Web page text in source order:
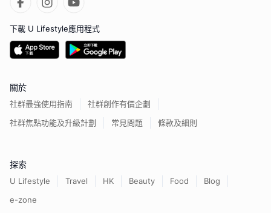
下載 U Lifestyle應用程式
關於
社群最強使用指南
社群創作有價企劃
社群焦點功能及升級計劃
常見問題 條款及細則
探索
U Lifestyle Travel HK Beauty Food
Blog
e-zone